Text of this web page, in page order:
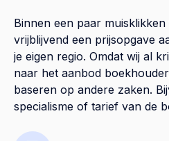
Binnen een paar
vrijblijvend een prijsopgave
je eigen regio. Omdat wij al
naar het aanbod
baseren op andere zaken.
specialisme of tarief van de